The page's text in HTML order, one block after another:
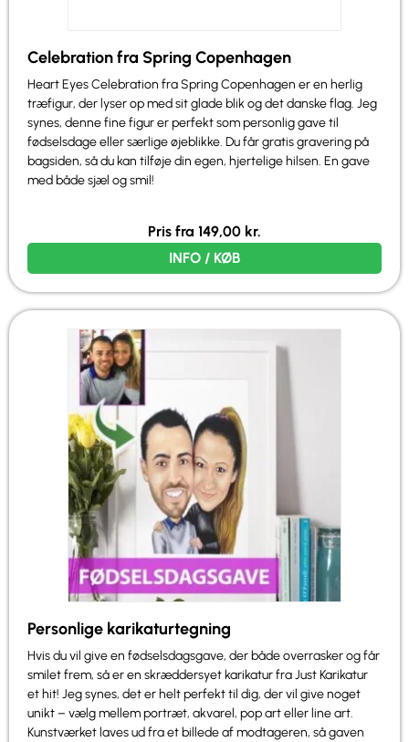
Celebration fra Spring Copenhagen
Heart Eyes Celebration fra Spring Copenhagen er en herlig
træfigur, der lyser op med sit glade blik og det danske flag. Jeg
synes, denne fine figur er perfekt som personlig gave til
fødselsdage eller særlige øjeblikke. Du får gratis gravering på
bagsiden, så du kan tilføje din egen, hjertelige hilsen. En gave
med både sjæl og smil!
Pris fra 149,00 kr.
INFO / KØB
Personlige karikaturtegning
Hvis du vil give en fødselsdagsgave, der både overrasker og får
smilet frem, så er en skræddersyet karikatur fra Just Karikatur
et hit! Jeg synes, det er helt perfekt til dig, der vil give noget
unikt – vælg mellem portræt, akvarel, pop art eller line art.
Kunstværket laves ud fra et billede af modtageren, så gaven